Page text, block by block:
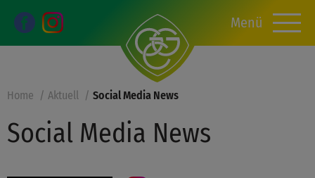
Home Aktuell Social Media News
Social Media News
Menü